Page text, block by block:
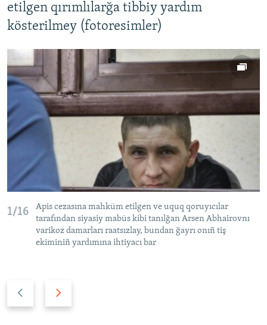
etilgen qırımlılarğa tibbiy yardım
kösterilmey (fotoresimler)
1/16
Apis cezasına mahküm etilgen ve uquq qoruyıcılar
tarafından siyasiy mabüs kibi tanılğan Arsen Abhairovnı
varikoz damarları raatsızlay, bundan ğayrı onıñ tiş
ekiminiñ yardımına ihtiyacı bar